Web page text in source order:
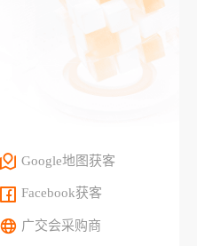
Google地图获客
Facebook获客
广交会采购商